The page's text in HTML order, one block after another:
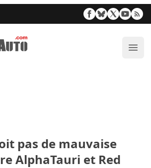
pas de mauvaise
AlphaTauri et Red